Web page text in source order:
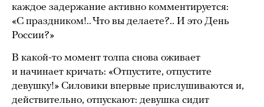
каждое задержание активно комментируется:
«С праздником!.. Что вы делаете?.. И это День
России?»
В какой-то момент толпа снова оживает
и начинает кричать: «Отпустите, отпустите
девушку!» Силовики впервые прислушиваются и,
действительно, отпускают: девушка сидит